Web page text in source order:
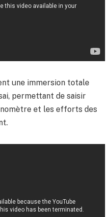
une immersion totale
permettant de saisir
et les efforts des